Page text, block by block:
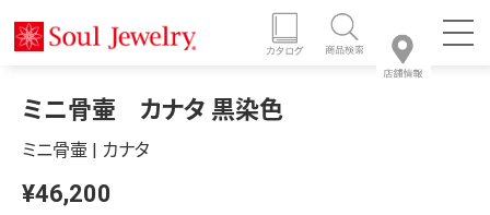
ミニ骨壷 カナタ 黒染色
ミニ骨壷 | カナタ
¥46,200